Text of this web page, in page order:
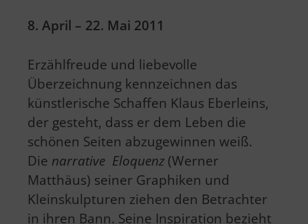
8. April – 22. Mai 2011
Erzählfreude und liebevolle
Überzeichnung kennzeichnen das
künstlerische Schaffen Klaus Eberleins,
der gesteht, dass er dem Leben die
schönen Seiten abzugewinnen weiß.
Die narrative Eloquenz (Werner
Matthäus) seiner Graphiken und
Kleinskulpturen ziehen den Betrachter
in ihren Bann. Seine Inspiration bezieht